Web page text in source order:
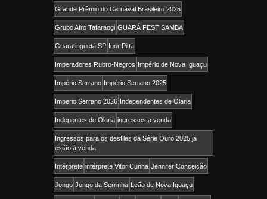
Grande Prêmio do Carnaval Brasileiro 2025
Grupo Afro Tafaraogi GUARÁ FEST SAMBA
Guaratinguetá SP Igor Pitta
Imperadores Rubro-Negros Império de Nova Iguaçu
Império Serrano Império Serrano 2025
Imperio Serrano 2026 Independentes de Olaria
Indepentes de Olaria ingressos a venda
Ingressos para os desfiles da Série Ouro 2025 já
estão à venda
Intérprete intérprete Vitor Cunha Jennifer Conceição
Jongo Jongo da Serrinha Leão de Nova Iguaçu